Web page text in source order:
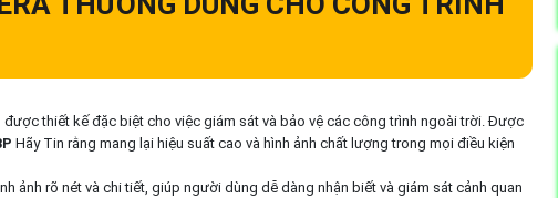
được thiết kế đặc biệt cho việc giám sát và bảo vệ các công trình ngoài trời. Được
Hãy Tin rằng mang lại hiệu suất cao và hình ảnh chất lượng trong mọi điều kiện
ảnh rõ nét và chi tiết, giúp người dùng dễ dàng nhận biết và giám sát cảnh quan